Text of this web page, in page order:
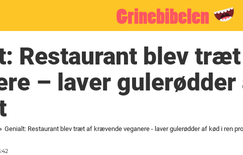
Restaurant blev
– laver
» Genialt: Restaurant blev træt af krævende veganere - laver gulerødder af kød i ren